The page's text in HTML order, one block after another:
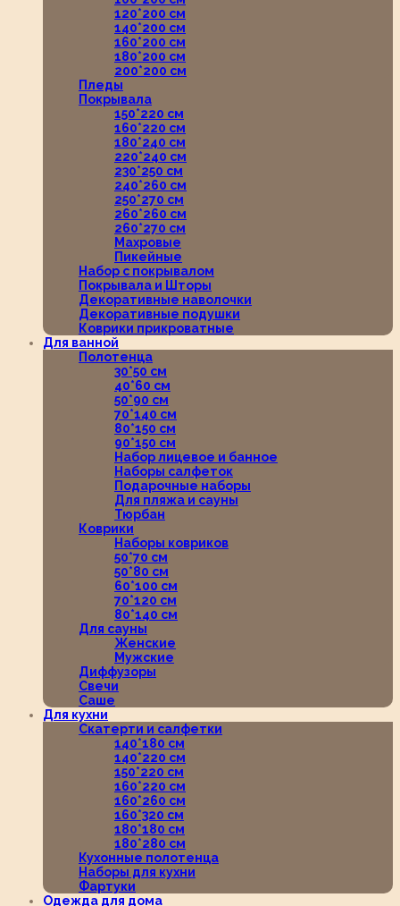
120*200 см
140*200 см
160*200 см
180*200 см
200*200 см
Пледы
Покрывала
150*220 см
160*220 см
180*240 см
220*240 см
230*250 см
240*260 см
250*270 см
260*260 см
260*270 см
Махровые
Пикейные
Набор с покрывалом
Покрывала и Шторы
Декоративные наволочки
Декоративные подушки
Коврики прикроватные
Для ванной
Полотенца
30*50 см
40*60 см
50*90 см
70*140 см
80*150 см
90*150 см
Набор лицевое и банное
Наборы салфеток
Подарочные наборы
Для пляжа и сауны
Тюрбан
Коврики
Наборы ковриков
50*70 см
50*80 см
60*100 см
70*120 см
80*140 см
Для сауны
Женские
Мужские
Диффузоры
Свечи
Саше
Для кухни
Скатерти и салфетки
140*180 см
140*220 см
150*220 см
160*220 см
160*260 см
160*320 см
180*180 см
180*280 см
Кухонные полотенца
Наборы для кухни
Фартуки
Одежда для дома